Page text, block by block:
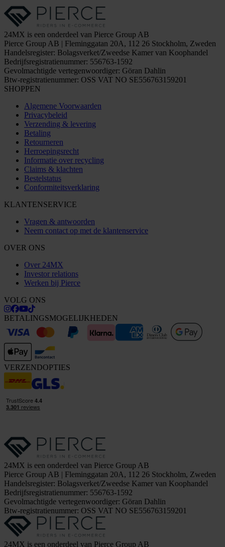
24MX is een onderdeel van Pierce Group AB
Pierce Group AB | Fleminggatan 20A, 112 26 Stockholm, Zweden
Handelsregister: Bolagsverket/Zweedse Kamer van Koophandel
Bedrijfsregistratienummer: 556763-1592
Gevolmachtigde vertegenwoordiger: Göran Dahlin
Btw-registratienummer: OSS VAT NO SE556763159201
SHOPPEN
Algemene Voorwaarden
Privacybeleid
Verzending & levering
Betaling
Retourneren
Herroepingsrecht
Informatie over recycling
Claims & klachten
Bestelstatus
Conformiteitsverklaring
KLANTENSERVICE
Vragen & antwoorden
Neem contact op met de klantenservice
OVER ONS
Over 24MX
Investor relations
Werken bij Pierce
VOLG ONS
BETALINGSMOGELIJKHEDEN
VERZENDOPTIES
24MX is een onderdeel van Pierce Group AB
Pierce Group AB | Fleminggatan 20A, 112 26 Stockholm, Zweden
Handelsregister: Bolagsverket/Zweedse Kamer van Koophandel
Bedrijfsregistratienummer: 556763-1592
Gevolmachtigde vertegenwoordiger: Göran Dahlin
Btw-registratienummer: OSS VAT NO SE556763159201
24MX is een onderdeel van Pierce Group AB